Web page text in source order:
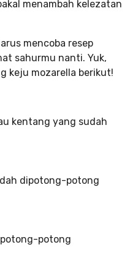
menambah kelezatan
mencoba resep
sahurmu nanti. Yuk,
keju mozarella berikut!
kentang yang sudah
dipotong-potong
potong